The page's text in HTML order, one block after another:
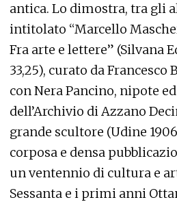
antica. Lo dimostra, tra gli
intitolato “Marcello
Fra arte e lettere” (Silvana
33,25), curato da Francesco
con Nera Pancino, nipote
dell’Archivio di Azzano
grande scultore (Udine
corposa e densa
un ventennio di cultura e
Sessanta e i primi anni